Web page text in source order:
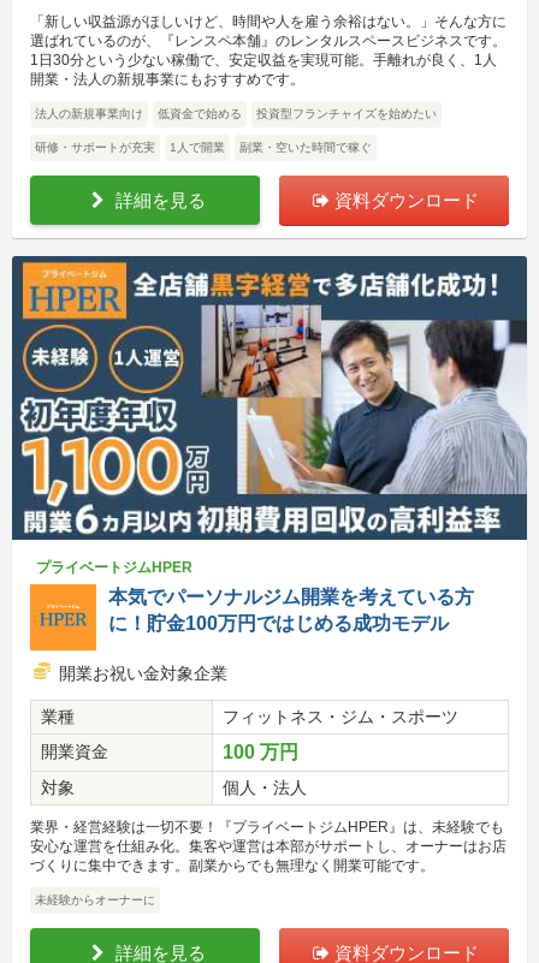
「新しい収益源がほしいけど、時間や人を雇う余裕はない。」そんな方に
選ばれているのが、『レンスペ本舗』のレンタルスペースビジネスです。
1日30分という少ない稼働で、安定収益を実現可能。手離れが良く、1人
開業・法人の新規事業にもおすすめです。
法人の新規事業向け 低資金で始める 投資型フランチャイズを始めたい
研修・サポートが充実 1人で開業 副業・空いた時間で稼ぐ
詳細を見る 資料ダウンロード
プライベートジムHPER
本気でパーソナルジム開業を考えている方
に！貯金100万円ではじめる成功モデル
開業お祝い金対象企業
業種
フィットネス・ジム・スポーツ
開業資金
100 万円
対象 個人・法人
業界・経営経験は一切不要！『プライベートジムHPER』は、未経験でも
安心な運営を仕組み化。集客や運営は本部がサポートし、オーナーはお店
づくりに集中できます。副業からでも無理なく開業可能です。
未経験からオーナーに
詳細を見る 資料ダウンロード